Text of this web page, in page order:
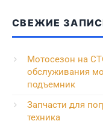
СВЕЖИЕ
Мотосезон на
обслуживания
подъемник
Запчасти для
техника